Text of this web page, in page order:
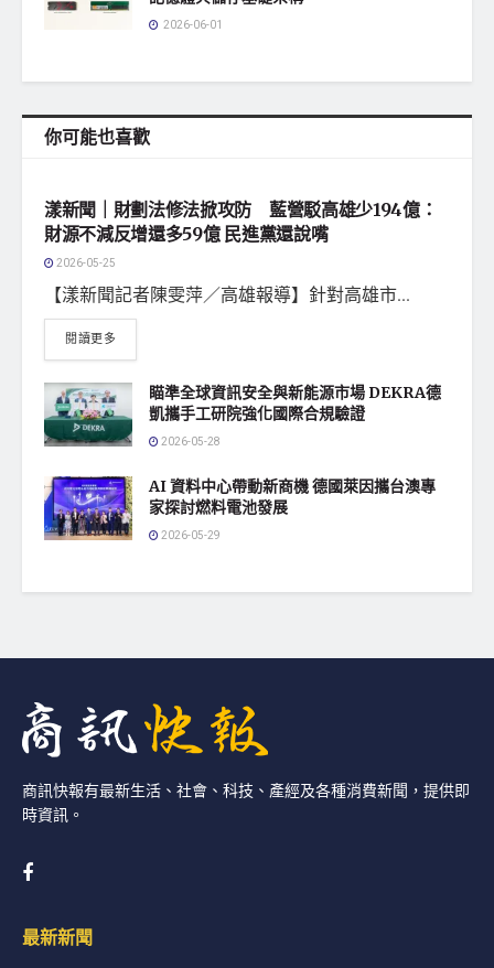
2026-06-01
你可能也喜歡
漾新聞｜財劃法修法掀攻防 藍營駁高雄少194億：
財源不減反增還多59億 民進黨還說嘴
2026-05-25
【漾新聞記者陳雯萍／高雄報導】針對高雄市...
閱讀更多
瞄準全球資訊安全與新能源市場 DEKRA德
凱攜手工研院強化國際合規驗證
2026-05-28
AI 資料中心帶動新商機 德國萊因攜台澳專
家探討燃料電池發展
2026-05-29
商訊快報有最新生活、社會、科技、產經及各種消費新聞，提供即
時資訊。
最新新聞